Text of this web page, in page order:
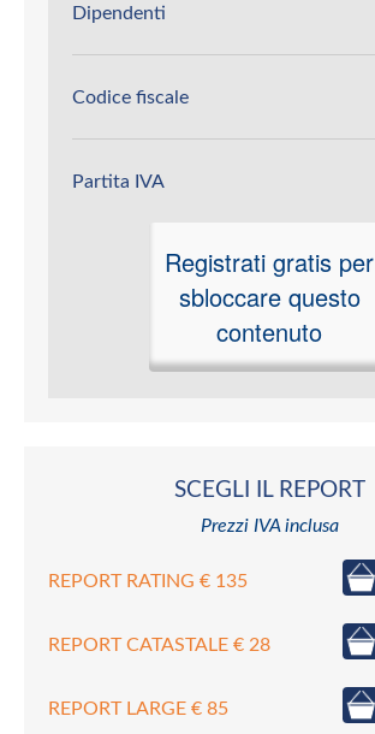
Dipendenti
Codice fiscale
Partita IVA
Registrati gratis per
sbloccare questo
contenuto
SCEGLI IL REPORT
Prezzi IVA inclusa
REPORT RATING € 135
REPORT CATASTALE € 28
REPORT LARGE € 85